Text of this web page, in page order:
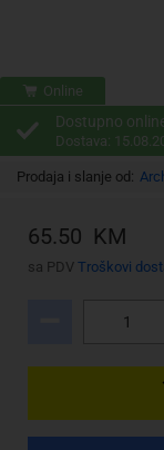
Online
Dostupno
Dostava:
Prodaja i slanje od:
65.50 KM
sa PDV Troškovi